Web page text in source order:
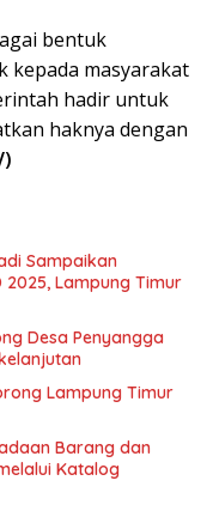
bentuk
kepada masyarakat
hadir untuk
haknya dengan
Sampaikan
Lampung Timur
Desa Penyangga
Lampung Timur
Barang dan
Katalog